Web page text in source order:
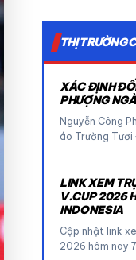
THỊ TRƯỜNG
XÁC ĐỊNH
PHƯỢNG
Nguyễn Công
áo Trường Tươi
LINK XEM
V.CUP 2026
INDONESIA
Cập nhật link
2026 hôm nay